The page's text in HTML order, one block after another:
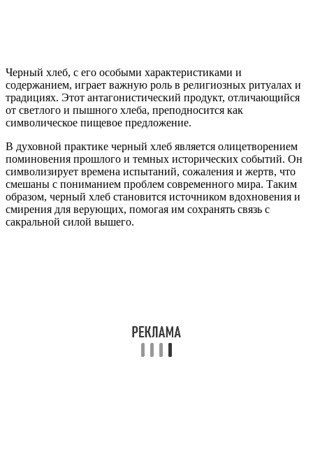
Черный хлеб, с его особыми характеристиками и
содержанием, играет важную роль в религиозных ритуалах и
традициях. Этот антагонистический продукт, отличающийся
от светлого и пышного хлеба, преподносится как
символическое пищевое предложение.
В духовной практике черный хлеб является олицетворением
поминовения прошлого и темных исторических событий. Он
символизирует времена испытаний, сожаления и жертв, что
смешаны с пониманием проблем современного мира. Таким
образом, черный хлеб становится источником вдохновения и
смирения для верующих, помогая им сохранять связь с
сакральной силой вышего.